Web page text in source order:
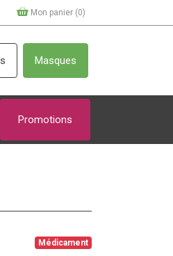
Mon panier (0)
Masques
Promotions
Médicament